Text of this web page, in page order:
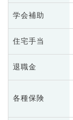
健診・
Ｕ、病
科、大
髄・脊
学会補助
住宅手当
退職金
各種保険